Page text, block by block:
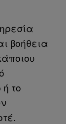
βοήθεια
το